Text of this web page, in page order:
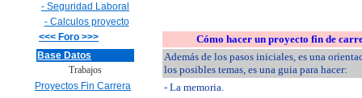
- Seguridad Laboral
- Calculos proyecto
<<< Foro >>>
Base Datos
Trabajos
Proyectos Fin Carrera
Cómo hacer un proyecto fin de
Además de los pasos iniciales, es una
los posibles temas, es una guia para hacer:
- La memoria.